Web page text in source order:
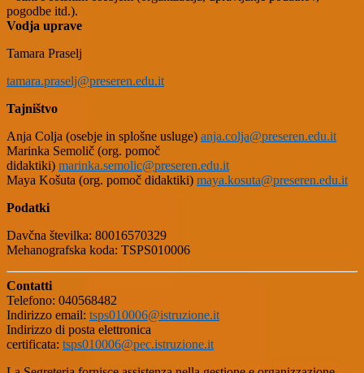
pogodbe itd.).
Vodja uprave
Tamara Praselj
tamara.praselj@preseren.edu.it
Tajništvo
Anja Colja (osebje in splošne usluge) anja.colja@preseren.edu.it
Marinka Semolič (org. pomoč
didaktiki) marinka.semolic@preseren.edu.it
Maya Košuta (org. pomoč didaktiki) maya.kosuta@preseren.edu.it
Podatki
Davčna številka: 80016570329
Mehanografska koda: TSPS010006
Contatti
Telefono: 040568482
Indirizzo email: tsps010006@istruzione.it
Indirizzo di posta elettronica
certificata: tsps010006@pec.istruzione.it